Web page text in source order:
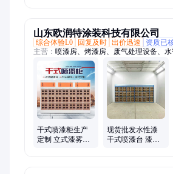
山东欧润特涂装科技有限公司
综合体验L0
回复及时 出价迅速 资质已
主营： 喷漆房、烤漆房、废气处理设备、
喷漆柜、干式喷漆柜、催化燃烧装置、高温
干式喷漆柜生产
定制 立式漆雾处
现货批发水性漆
干式喷漆台 漆雾